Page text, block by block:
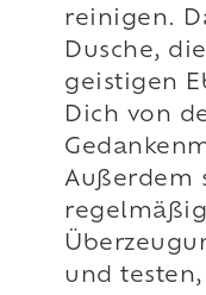
reinigen.
Dusche,
geistigen
Dich von
Außerdem
und